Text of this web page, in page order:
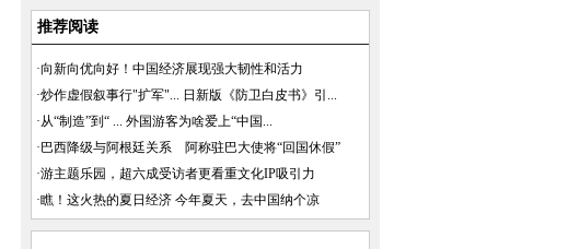
推荐阅读
·向新向优向好！中国经济展现强大韧性和活力
·炒作虚假叙事行"扩军"... 日新版《防卫白皮书》引...
·从“制造”到“ ... 外国游客为啥爱上“中国...
· 巴西降级与阿根廷关系 阿称驻巴大使将“回国休假”
·游主题乐园，超六成受访者更看重文化IP吸引力
·瞧！这火热的夏日经济 今年夏天，去中国纳个凉